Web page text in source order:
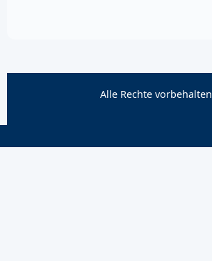
Alle Rechte vorbehalten